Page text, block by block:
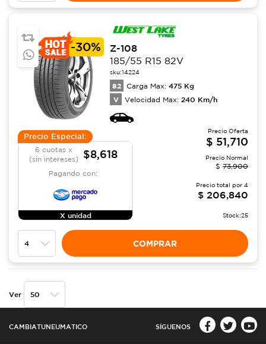
-30%
Z-108
185/55 R15 82V
sku:14224
82 Carga Max: 475 Kg
V Velocidad Max: 240 Km/h
Precio Especial:
6 cuotas x
(sin intereses)
$8,618
Pagando con:
X unidad
Precio Oferta
$ 51,710
Precio Normal
$ 73,900
Precio total por 4
$ 206,840
Stock:25
COMPRAR
Ver
CAMBIATUNEUMATICO SÍGUENOS